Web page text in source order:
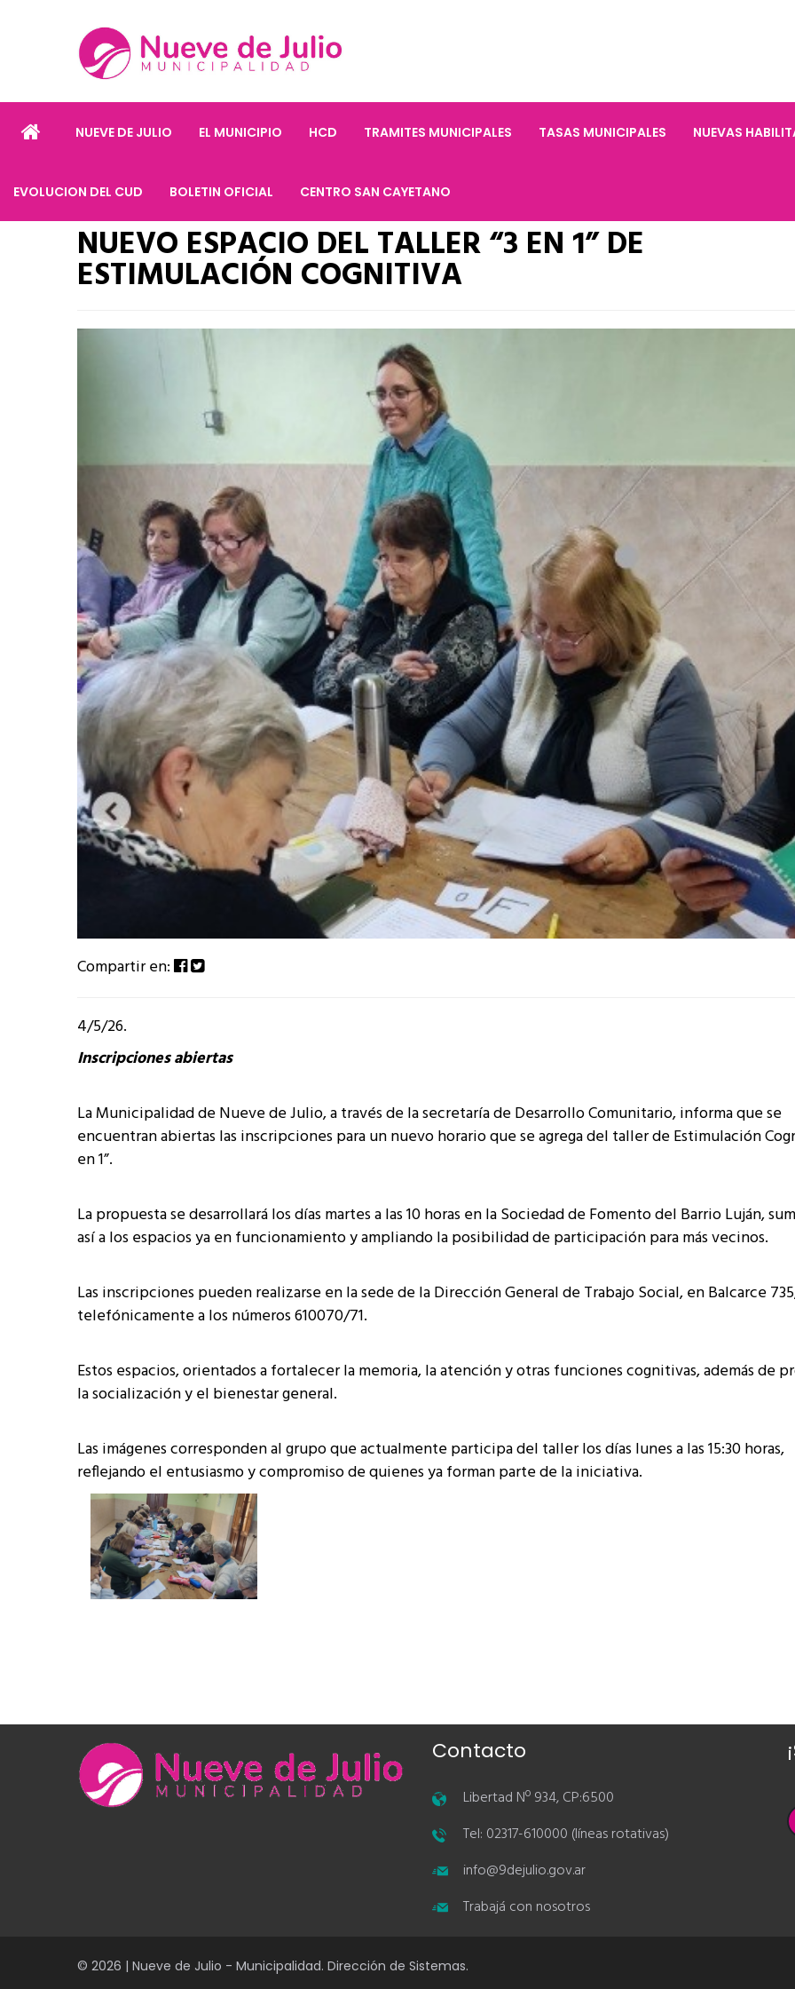
NUEVE DE JULIO EL MUNICIPIO HCD TRAMITES MUNICIPALES TASAS MUNICIPALES NUEVAS
EVOLUCION DEL CUD BOLETIN OFICIAL CENTRO SAN CAYETANO
NUEVO ESPACIO DEL TALLER “3 EN 1” DE
ESTIMULACIÓN COGNITIVA
Compartir en:
4/5/26.
Inscripciones abiertas
La Municipalidad de Nueve de Julio, a través de la secretaría de Desarrollo Comunitario, informa que se
encuentran abiertas las inscripciones para un nuevo horario que se agrega del taller de Estimulación
en 1”.
La propuesta se desarrollará los días martes a las 10 horas en la Sociedad de Fomento del Barrio Luján,
así a los espacios ya en funcionamiento y ampliando la posibilidad de participación para más vecinos.
Las inscripciones pueden realizarse en la sede de la Dirección General de Trabajo Social, en Balcarce
telefónicamente a los números 610070/71.
Estos espacios, orientados a fortalecer la memoria, la atención y otras funciones cognitivas, además de
la socialización y el bienestar general.
Las imágenes corresponden al grupo que actualmente participa del taller los días lunes a las 15:30 horas,
reflejando el entusiasmo y compromiso de quienes ya forman parte de la iniciativa.
Contacto
Libertad Nº 934, CP:6500
Tel: 02317-610000 (líneas rotativas)
info@9dejulio.gov.ar
Trabajá con nosotros
© 2026 | Nueve de Julio - Municipalidad. Dirección de Sistemas.